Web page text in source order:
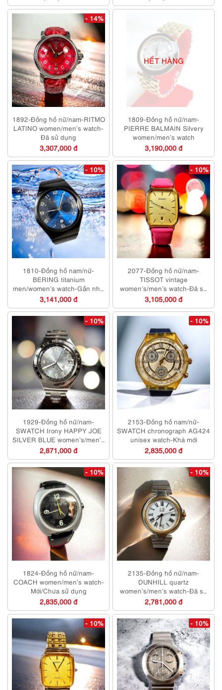
- 14%
1892-Đồng hồ nữ/nam-RITMO
LATINO women/men’s watch-
Đã sử dụng
3,307,000 đ
HẾT HÀNG
1809-Đồng hồ nữ/nam-
PIERRE BALMAIN Silvery
women/men’s watch
3,190,000 đ
- 10%
1810-Đồng hồ nam/nữ-
BERING titanium
men/women’s watch-Gần như
mới
3,141,000 đ
- 10%
2077-Đồng hồ nữ/nam-
TISSOT vintage
women’s/men’s watch-Đã sử
dụng
3,105,000 đ
- 10%
1929-Đồng hồ nữ/nam-
SWATCH Irony HAPPY JOE
SILVER BLUE women’s/men’s
watch-Khá mới
2,871,000 đ
- 10%
2153-Đồng hồ nam/nữ-
SWATCH chronograph AG424
unisex watch-Khá mới
2,835,000 đ
- 10%
1824-Đồng hồ nữ/nam-
COACH women/men’s watch-
Mới/Chưa sử dụng
2,835,000 đ
- 10%
2135-Đồng hồ nữ/nam-
DUNHILL quartz
women’s/men’s watch-Đã sử
dụng
2,781,000 đ
- 10% - 10%